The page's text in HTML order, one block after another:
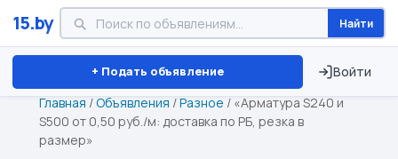
15.by Найти
+ Подать объявление Войти
Минск Витебск Брест ⏱ ТОЛЬКО 15 ДНЕЙ
Главная /Объявления /Разное / «Арматура S240 и
S500 от 0,50 руб./м: доставка по РБ, резка в
размер»